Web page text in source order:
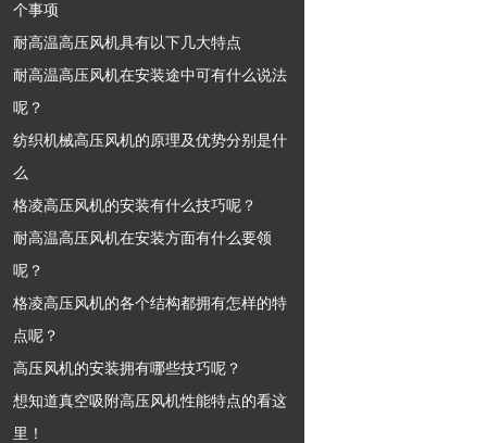
个事项
耐高温高压风机具有以下几大特点
耐高温高压风机在安装途中可有什么说法
呢？
纺织机械高压风机的原理及优势分别是什
么
格凌高压风机的安装有什么技巧呢？
耐高温高压风机在安装方面有什么要领
呢？
格凌高压风机的各个结构都拥有怎样的特
点呢？
高压风机的安装拥有哪些技巧呢？
想知道真空吸附高压风机性能特点的看这
里！